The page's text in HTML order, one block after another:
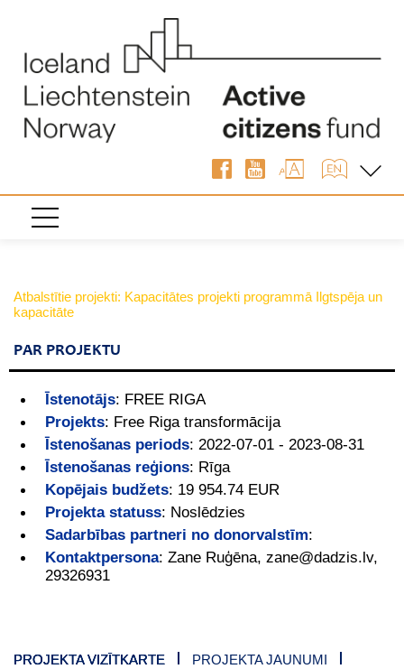
Atbalstītie projekti: Kapacitātes projekti programmā Ilgtspēja un
kapacitāte
PAR PROJEKTU
Īstenotājs: FREE RIGA
Projekts: Free Riga transformācija
Īstenošanas periods: 2022-07-01 - 2023-08-31
Īstenošanas reģions: Rīga
Kopējais budžets: 19 954.74 EUR
Projekta statuss: Noslēdzies
Sadarbības partneri no donorvalstīm:
Kontaktpersona: Zane Ruģēna, zane@dadzis.lv,
29326931
PROJEKTA VIZĪTKARTE
PROJEKTA JAUNUMI